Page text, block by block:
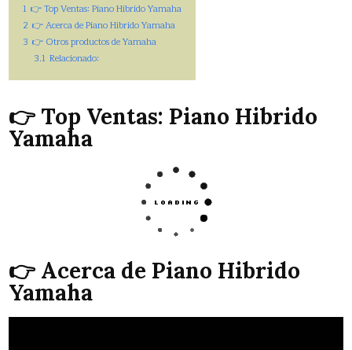
1 👉 Top Ventas: Piano Hibrido Yamaha
2 👉 Acerca de Piano Hibrido Yamaha
3 👉 Otros productos de Yamaha
3.1 Relacionado:
👉 Top Ventas: Piano Hibrido
Yamaha
👉 Acerca de Piano Hibrido
Yamaha